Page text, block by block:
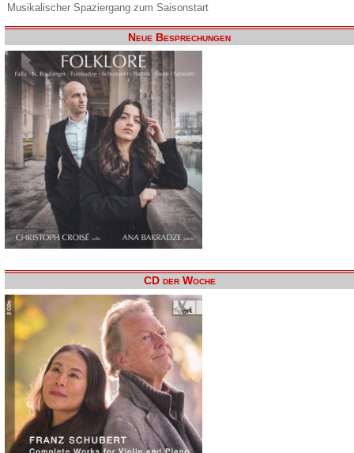
Musikalischer Spaziergang zum Saisonstart
Neue Besprechungen
CD der Woche